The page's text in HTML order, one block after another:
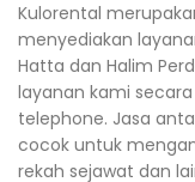
Kulorental
menyediakan
Hatta dan Halim
layanan kami
telephone. Jasa
cocok untuk
rekah sejawat dan